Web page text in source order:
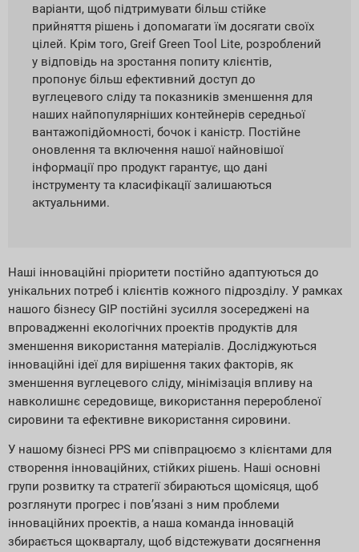
варіанти, щоб підтримувати більш стійке
прийняття рішень і допомагати їм досягати своїх
цілей. Крім того, Greif Green Tool Lite, розроблений
у відповідь на зростання попиту клієнтів,
пропонує більш ефективний доступ до
вуглецевого сліду та показників зменшення для
наших найпопулярніших контейнерів середньої
вантажопідйомності, бочок і каністр. Постійне
оновлення та включення нашої найновішої
інформації про продукт гарантує, що дані
інструменту та класифікації залишаються
актуальними.
Наші інноваційні пріоритети постійно адаптуються до
унікальних потреб і клієнтів кожного підрозділу. У рамках
нашого бізнесу GIP постійні зусилля зосереджені на
впровадженні екологічних проектів продуктів для
зменшення використання матеріалів. Досліджуються
інноваційні ідеї для вирішення таких факторів, як
зменшення вуглецевого сліду, мінімізація впливу на
навколишнє середовище, використання переробленої
сировини та ефективне використання сировини.
У нашому бізнесі PPS ми співпрацюємо з клієнтами для
створення інноваційних, стійких рішень. Наші основні
групи розвитку та стратегії збираються щомісяця, щоб
розглянути прогрес і пов’язані з ним проблеми
інноваційних проектів, а наша команда інновацій
збирається щокварталу, щоб відстежувати досягнення